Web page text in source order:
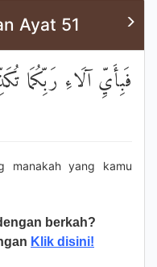
Ayat 51
فَبِأَيِّ آلَاءِ رَبِّكُمَا
manakah yang kamu
berkah?
Klik disini!